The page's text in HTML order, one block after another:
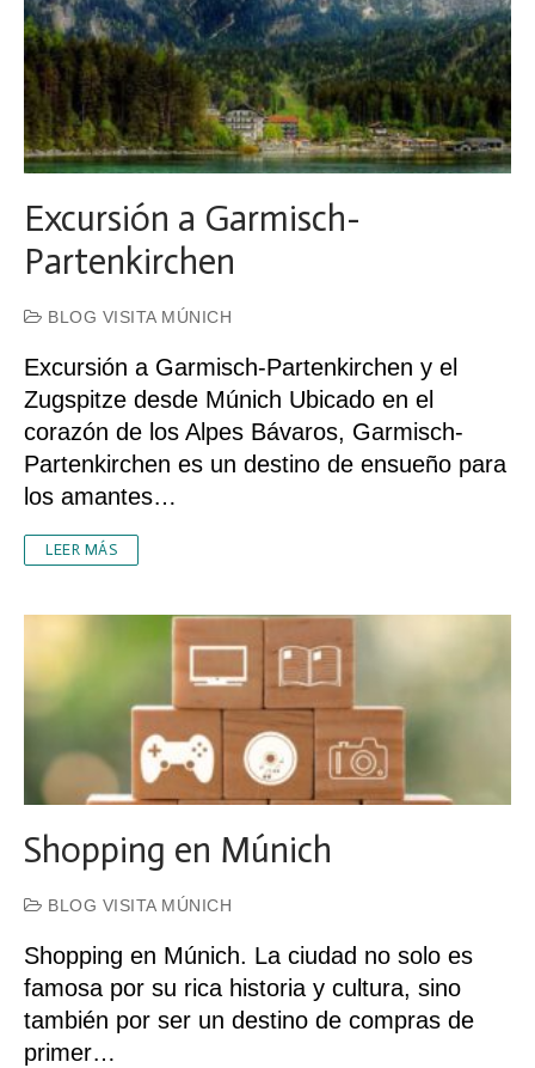
Excursión a Garmisch-
Partenkirchen
BLOG VISITA MÚNICH
Excursión a Garmisch-Partenkirchen y el
Zugspitze desde Múnich Ubicado en el
corazón de los Alpes Bávaros, Garmisch-
Partenkirchen es un destino de ensueño para
los amantes…
LEER MÁS
Shopping en Múnich
BLOG VISITA MÚNICH
Shopping en Múnich. La ciudad no solo es
famosa por su rica historia y cultura, sino
también por ser un destino de compras de
primer…